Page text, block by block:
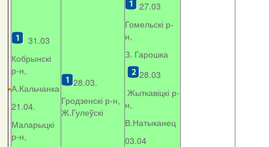
31.03
Кобрынскі
р-н,
А.Кальчанка
21.04.
Маларыцкі
р-н,
28.03.
Гродзенскі р-н,
Ж.Гулеўскі
27.03
Гомельскі р-
н,
З. Гарошка
28.03
Жыткавіцкі р-
н,
В.Натыканец
03.04